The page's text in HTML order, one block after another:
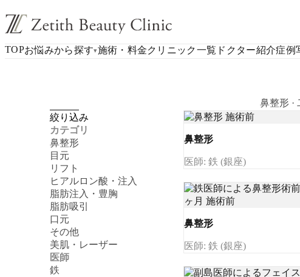
TOPお悩みから探す▾施術・料金クリニック一覧 ドクター紹介症例
鼻整形 ·
絞り込み
カテゴリ
鼻整形
目元
リフト
ヒアルロン酸・注入
脂肪注入・豊胸
脂肪吸引
口元
その他
美肌・レーザー
医師
鉄
鼻整形
医師: 鉄 (銀座)
鼻整形
医師: 鉄 (銀座)